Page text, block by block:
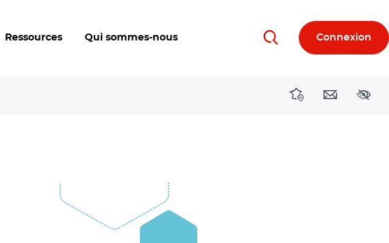
Ressources Qui sommes-nous RechercherConnexion
DirectionsContact